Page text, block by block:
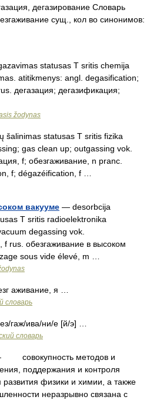
дегазирование Словарь
сущ., кол во синонимов:
statusas T sritis chemija
atitikmenys: angl. degasification;
дегазация; дегазификация;
žodynas
šalinimas statusas T sritis fizika
gas clean up; outgassing vok.
f; обезгаживание, n pranc.
f; dégazéification, f …
вакууме — desorbcija
T sritis radioelektronika
degassing vok.
f rus. обезгаживание в высоком
sous vide élevé, m …
аживание, я …
словарь
гаж/ива/ни/е [й/э] …
словарь
методов и
поддержания и контроля
физики и химии, а также
неразрывно связана с